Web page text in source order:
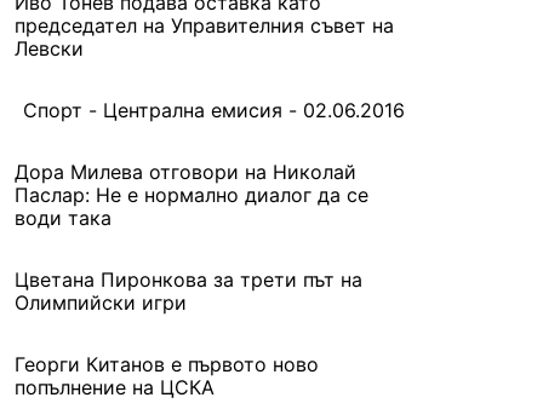
председател на Управителния съвет на
Левски
Спорт - Централна емисия - 02.06.2016
Дора Милева отговори на Николай
Паслар: Не е нормално диалог да се
води така
Цветана Пиронкова за трети път на
Олимпийски игри
Георги Китанов е първото ново
попълнение на ЦСКА